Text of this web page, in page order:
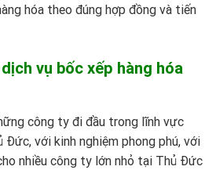
hóa theo đúng hợp đồng và tiến
vụ bốc xếp hàng hóa
công ty đi đầu trong lĩnh vực
với kinh nghiệm phong phú, với
nhiều công ty lớn nhỏ tại Thủ Đức